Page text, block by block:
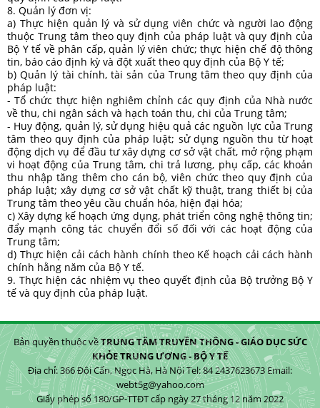
8. Quản lý đơn vị:
a) Thực hiện quản lý và sử dụng viên chức và người lao động
thuộc Trung tâm theo quy định của pháp luật và quy định của
Bộ Y tế về phân cấp, quản lý viên chức; thực hiện chế độ thông
tin, báo cáo định kỳ và đột xuất theo quy định của Bộ Y tế;
b) Quản lý tài chính, tài sản của Trung tâm theo quy định của
pháp luật:
- Tổ chức thực hiện nghiêm chỉnh các quy định của Nhà nước
về thu, chi ngân sách và hạch toán thu, chi của Trung tâm;
- Huy động, quản lý, sử dụng hiệu quả các nguồn lực của Trung
tâm theo quy định của pháp luật; sử dụng nguồn thu từ hoạt
động dịch vụ để đầu tư xây dựng cơ sở vật chất, mở rộng phạm
vi hoạt động của Trung tâm, chi trả lương, phụ cấp, các khoản
thu nhập tăng thêm cho cán bộ, viên chức theo quy định của
pháp luật; xây dựng cơ sở vật chất kỹ thuật, trang thiết bị của
Trung tâm theo yêu cầu chuẩn hóa, hiện đại hóa;
c) Xây dựng kế hoạch ứng dụng, phát triển công nghệ thông tin;
đẩy mạnh công tác chuyển đổi số đối với các hoạt động của
Trung tâm;
d) Thực hiện cải cách hành chính theo Kế hoạch cải cách hành
chính hằng năm của Bộ Y tế.
9. Thực hiện các nhiệm vụ theo quyết định của Bộ trưởng Bộ Y
tế và quy định của pháp luật.
Bản quyền thuộc vềTRUNG TÂM TRUYỀN THÔNG - GIÁO DỤC SỨC
KHỎE TRUNG ƯƠNG - BỘ Y TẾ
Địa chỉ: 366 Đội Cấn, Ngọc Hà, Hà Nội Tel: 84 2437623673 Email:
webt5g@yahoo.com
Giấy phép số 180/GP-TTĐT cấp ngày 27 tháng 12 năm 2022